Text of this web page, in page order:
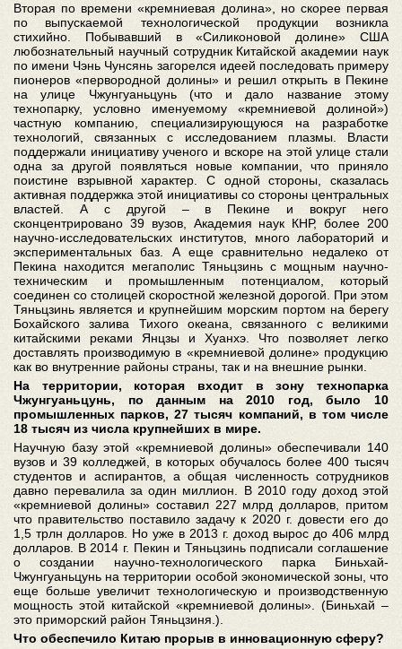
Вторая по времени «кремниевая долина», но скорее первая
по выпускаемой технологической продукции возникла
стихийно. Побывавший в «Силиконовой долине» США
любознательный научный сотрудник Китайской академии наук
по имени Чэнь Чунсянь загорелся идеей последовать примеру
пионеров «первородной долины» и решил открыть в Пекине
на улице Чжунгуаньцунь (что и дало название этому
технопарку, условно именуемому «кремниевой долиной»)
частную компанию, специализирующуюся на разработке
технологий, связанных с исследованием плазмы. Власти
поддержали инициативу ученого и вскоре на этой улице стали
одна за другой появляться новые компании, что приняло
поистине взрывной характер. С одной стороны, сказалась
активная поддержка этой инициативы со стороны центральных
властей. А с другой – в Пекине и вокруг него
сконцентрировано 39 вузов, Академия наук КНР, более 200
научно-исследовательских институтов, много лабораторий и
экспериментальных баз. А еще сравнительно недалеко от
Пекина находится мегаполис Тяньцзинь с мощным научно-
техническим и промышленным потенциалом, который
соединен со столицей скоростной железной дорогой. При этом
Тяньцзинь является и крупнейшим морским портом на берегу
Бохайского залива Тихого океана, связанного с великими
китайскими реками Янцзы и Хуанхэ. Что позволяет легко
доставлять производимую в «кремниевой долине» продукцию
как во внутренние районы страны, так и на внешние рынки.
На территории, которая входит в зону технопарка
Чжунгуаньцунь, по данным на 2010 год, было 10
промышленных парков, 27 тысяч компаний, в том числе
18 тысяч из числа крупнейших в мире.
Научную базу этой «кремниевой долины» обеспечивали 140
вузов и 39 колледжей, в которых обучалось более 400 тысяч
студентов и аспирантов, а общая численность сотрудников
давно перевалила за один миллион. В 2010 году доход этой
«кремниевой долины» составил 227 млрд долларов, притом
что правительство поставило задачу к 2020 г. довести его до
1,5 трлн долларов. Но уже в 2013 г. доход вырос до 406 млрд
долларов. В 2014 г. Пекин и Тяньцзинь подписали соглашение
о создании научно-технологического парка Биньхай-
Чжунгуаньцунь на территории особой экономической зоны, что
еще больше увеличит технологическую и производственную
мощность этой китайской «кремниевой долины». (Биньхай –
это приморский район Тяньцзиня.).
Что обеспечило Китаю прорыв в инновационную сферу?